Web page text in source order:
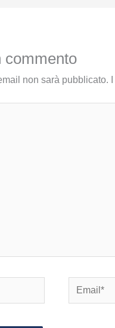
commento
non sarà pubblicato.
Email*